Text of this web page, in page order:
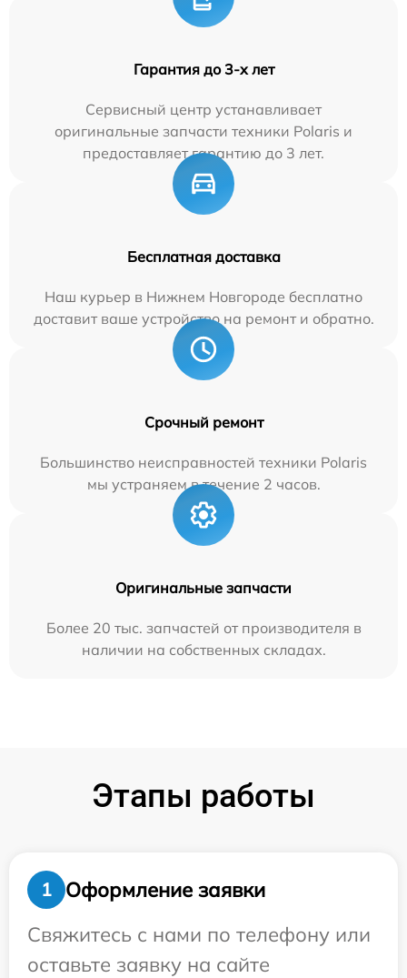
Гарантия до 3-х лет
Сервисный центр устанавливает
оригинальные запчасти техники Polaris и
предоставляет гарантию до 3 лет.
Бесплатная доставка
Наш курьер в Нижнем Новгороде бесплатно
доставит ваше устройство на ремонт и обратно.
Срочный ремонт
Большинство неисправностей техники Polaris
мы устраняем в течение 2 часов.
Оригинальные запчасти
Более 20 тыс. запчастей от производителя в
наличии на собственных складах.
Этапы работы
1
Оформление заявки
Свяжитесь с нами по телефону или
оставьте заявку на сайте